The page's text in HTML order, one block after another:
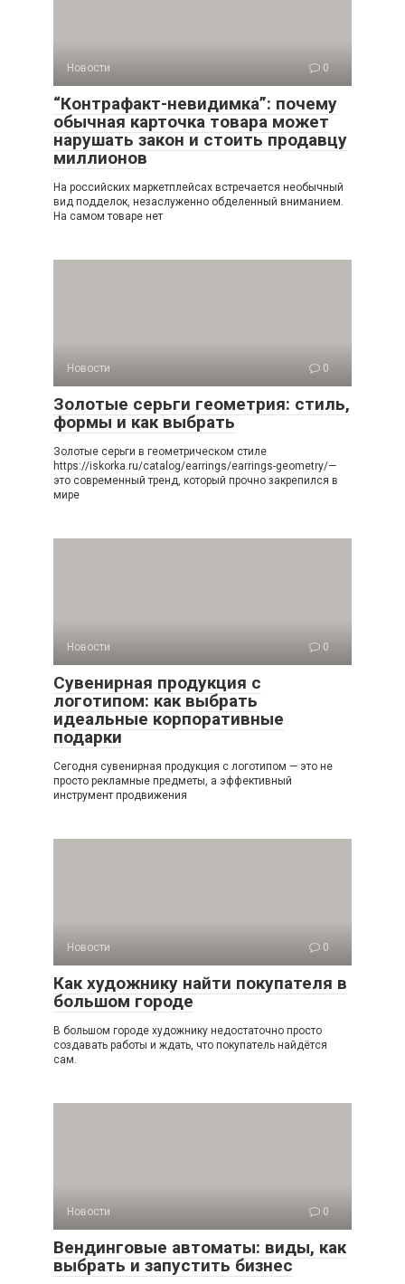
Новости 0
“Контрафакт-невидимка”: почему
обычная карточка товара может
нарушать закон и стоить продавцу
миллионов
На российских маркетплейсах встречается необычный
вид подделок, незаслуженно обделенный вниманием.
На самом товаре нет
Новости 0
Золотые серьги геометрия: стиль,
формы и как выбрать
Золотые серьги в геометрическом стиле
https://iskorka.ru/catalog/earrings/earrings-geometry/—
это современный тренд, который прочно закрепился в
мире
Новости 0
Сувенирная продукция с
логотипом: как выбрать
идеальные корпоративные
подарки
Сегодня сувенирная продукция с логотипом — это не
просто рекламные предметы, а эффективный
инструмент продвижения
Новости 0
Как художнику найти покупателя в
большом городе
В большом городе художнику недостаточно просто
создавать работы и ждать, что покупатель найдётся
сам.
Новости 0
Вендинговые автоматы: виды, как
выбрать и запустить бизнес